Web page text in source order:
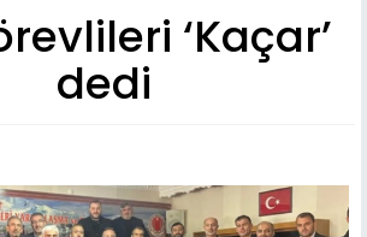
‘Kaçar’
dedi